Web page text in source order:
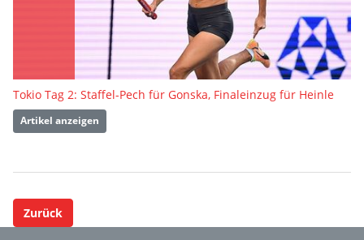
Tokio Tag 2: Staffel-Pech für Gonska, Finaleinzug für Heinle
Artikel anzeigen
Zurück